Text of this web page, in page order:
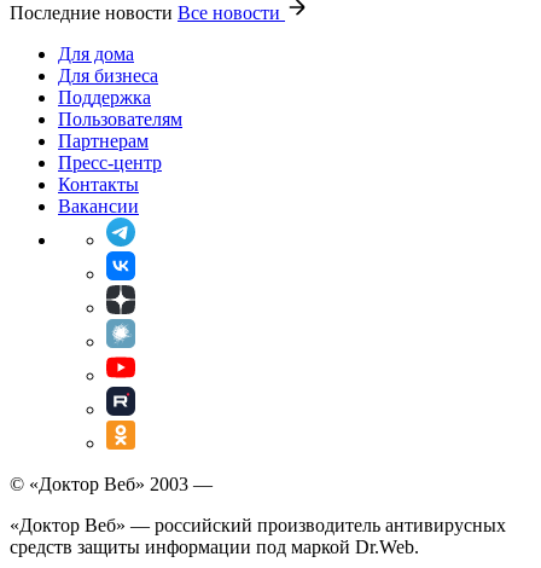
Последние новости Все новости
Для дома
Для бизнеса
Поддержка
Пользователям
Партнерам
Пресс-центр
Контакты
Вакансии
© «Доктор Веб» 2003 —
«Доктор Веб» — российский производитель антивирусных
средств защиты информации под маркой Dr.Web.